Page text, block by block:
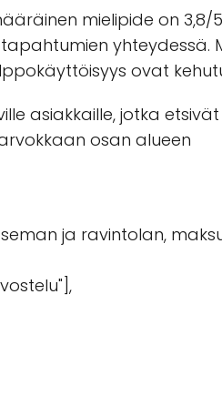
mielipide on 3,8/
yhteydessä.
ovat
asiakkaille, jotka etsivät
osan alueen
ja ravintolan,